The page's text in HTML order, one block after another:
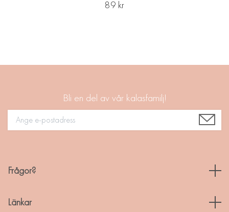
89 kr
Bli en del av vår kalasfamilj!
Frågor?
Länkar